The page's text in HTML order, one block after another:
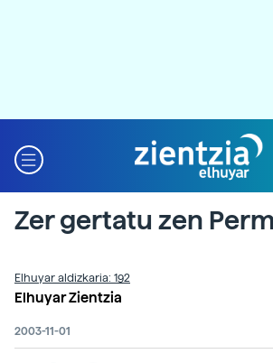
Zer gertatu zen
Elhuyar aldizkaria: 192
Elhuyar Zientzia
2003-11-01